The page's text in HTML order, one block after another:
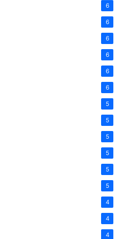
6
6
6
6
6
6
5
5
5
5
5
5
4
4
4